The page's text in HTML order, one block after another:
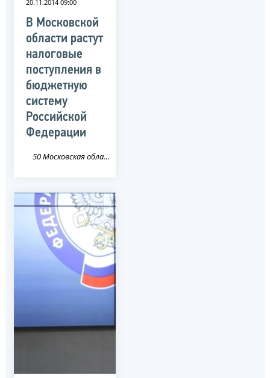
20.11.2014 09:00
В Московской
области растут
налоговые
поступления в
бюджетную
систему
Российской
Федерации
50 Московская область